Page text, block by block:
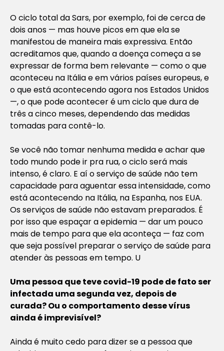
O ciclo total da Sars, por exemplo, foi de cerca de
dois anos — mas houve picos em que ela se
manifestou de maneira mais expressiva. Então
acreditamos que, quando a doença começa a se
expressar de forma bem relevante — como o que
aconteceu na Itália e em vários países europeus, e
o que está acontecendo agora nos Estados Unidos
—, o que pode acontecer é um ciclo que dura de
três a cinco meses, dependendo das medidas
tomadas para contê-lo.
Se você não tomar nenhuma medida e achar que
todo mundo pode ir pra rua, o ciclo será mais
intenso, é claro. E aí o serviço de saúde não tem
capacidade para aguentar essa intensidade, como
está acontecendo na Itália, na Espanha, nos EUA.
Os serviços de saúde não estavam preparados. É
por isso que espaçar a epidemia — dar um pouco
mais de tempo para que ela aconteça — faz com
que seja possível preparar o serviço de saúde para
atender às pessoas em tempo. U
Uma pessoa que teve covid-19 pode de fato ser
infectada uma segunda vez, depois de
curada? Ou o comportamento desse vírus
ainda é imprevisível?
Ainda é muito cedo para dizer se a pessoa que